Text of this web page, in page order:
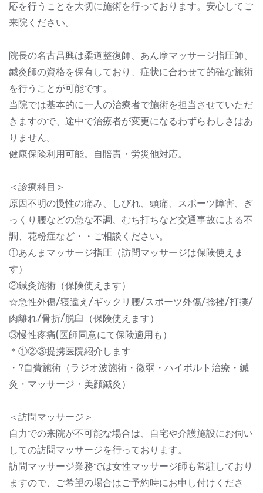
応を行うことを大切に施術を行っております。安心してご
来院ください。
院長の名古昌興は柔道整復師、あん摩マッサージ指圧師、
鍼灸師の資格を保有しており、症状に合わせて的確な施術
を行うことが可能です。
当院では基本的に一人の治療者で施術を担当させていただ
きますので、途中で治療者が変更になるわずらわしさはあ
りません。
健康保険利用可能。自賠責・労災他対応。
＜診療科目＞
原因不明の慢性の痛み、しびれ、頭痛、スポーツ障害、ぎ
っくり腰などの急な不調、むち打ちなど交通事故による不
調、花粉症など・・ご相談ください。
①あんまマッサージ指圧（訪問マッサージは保険使えま
す）
②鍼灸施術（保険使えます）
☆急性外傷/寝違え/ギックリ腰/スポーツ外傷/捻挫/打撲/
肉離れ/骨折/脱臼（保険使えます）
③慢性疼痛(医師同意にて保険適用も）
＊①②③提携医院紹介します
・?自費施術（ラジオ波施術・微弱・ハイボルト治療・鍼
灸・マッサージ・美顔鍼灸）
＜訪問マッサージ＞
自力での来院が不可能な場合は、自宅や介護施設にお伺い
しての訪問マッサージを行っております。
訪問マッサージ業務では女性マッサージ師も常駐しており
ますので、ご希望の場合はご予約時にお申し付けくださ